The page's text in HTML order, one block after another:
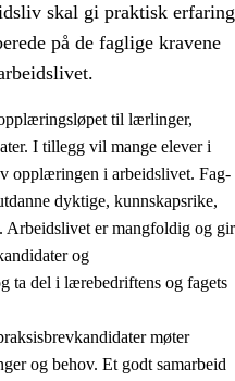
skal gi praktisk erfaring
på de faglige kravene
til lærlinger,
I tillegg vil mange elever i
opplæringen i arbeidslivet. Fag-
dyktige, kunnskapsrike,
Arbeidslivet er mangfoldig og gir
og
ta del i lærebedriftens og fagets
møter
og behov. Et godt samarbeid